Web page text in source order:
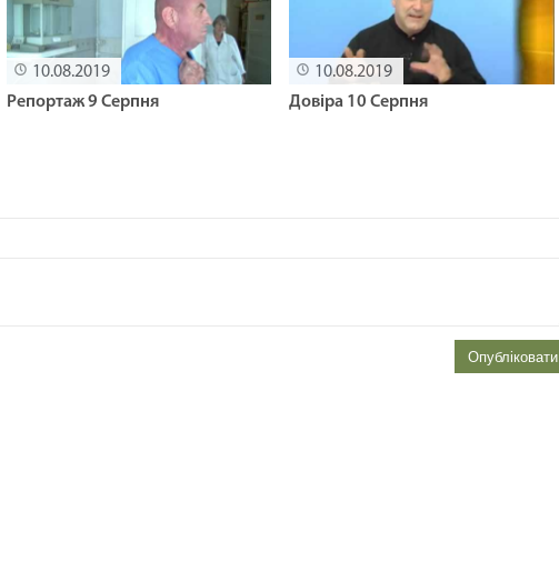
10.08.2019
Репортаж 9 Серпня
10.08.2019
Довіра 10 Серпня
Опубліковати